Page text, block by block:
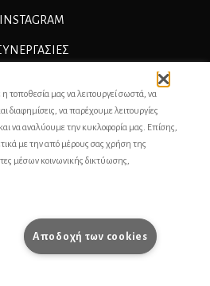
INSTAGRAM
ΧΡΗΣΗΣ
τοποθεσία μας να λειτουργεί σωστά, να
διαφημίσεις, να παρέχουμε λειτουργίες
να αναλύουμε την κυκλοφορία μας. Επίσης,
με την από μέρους σας χρήση της
μέσων κοινωνικής δικτύωσης,
Αποδοχή των cookies